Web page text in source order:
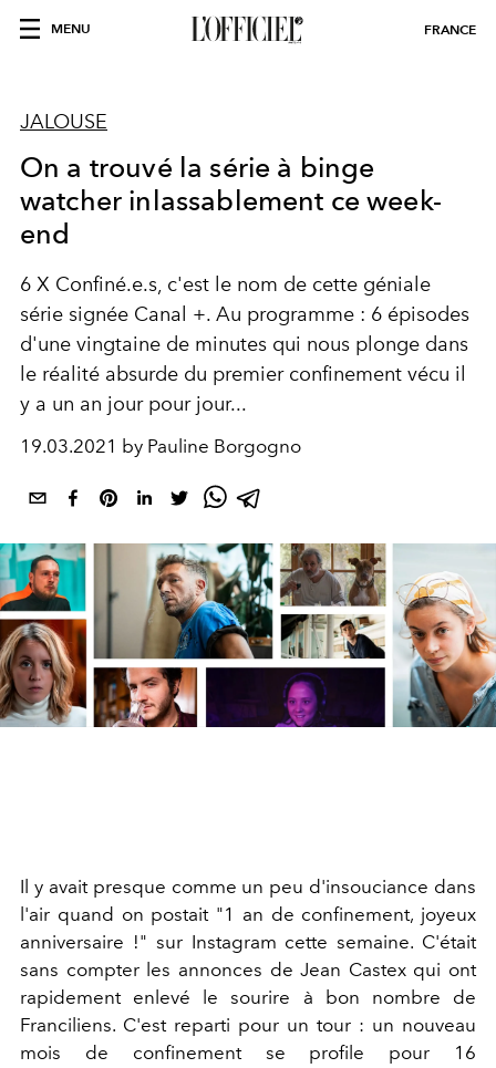
MENU FRANCE
JALOUSE
On a trouvé la série à binge
watcher inlassablement ce week-
end
6 X Confiné.e.s, c'est le nom de cette géniale
série signée Canal +. Au programme : 6 épisodes
d'une vingtaine de minutes qui nous plonge dans
le réalité absurde du premier confinement vécu il
y a un an jour pour jour...
19.03.2021 by Pauline Borgogno
Il y avait presque comme un peu d'insouciance dans
l'air quand on postait "1 an de confinement, joyeux
anniversaire !" sur Instagram cette semaine. C'était
sans compter les annonces de Jean Castex qui ont
rapidement enlevé le sourire à bon nombre de
Franciliens. C'est reparti pour un tour : un nouveau
mois de confinement se profile pour 16